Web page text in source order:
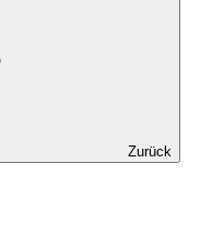
Zurück